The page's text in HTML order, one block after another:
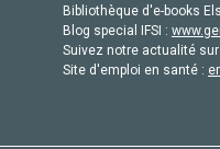
Bibliothèque d'e-books
Blog special IFSI :
Suivez notre actualité
Site d'emploi en santé :